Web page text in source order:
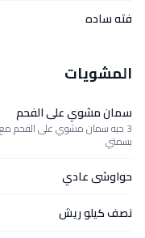
فته ساده
المشويات
سمان مشوي على الفحم
3 حبه سمان مشوي على الفحم مع
بسمتي
حواوشى عادي
نصف كيلو ريش